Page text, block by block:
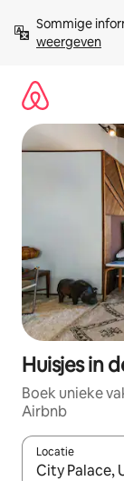
direct
naar
Sommige
weergeven
Huisjes in
Boek unieke
Airbnb
Locatie
Wanneer er